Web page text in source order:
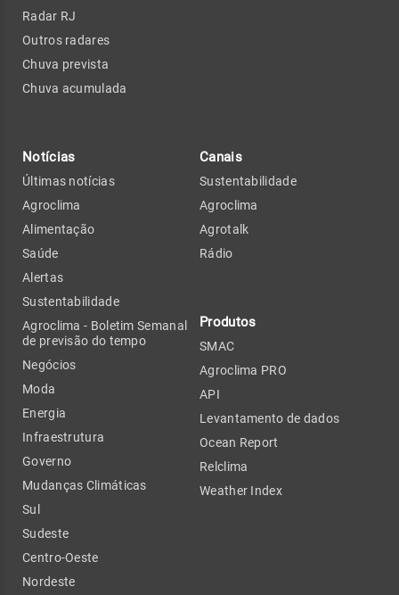
Radar RJ
Outros radares
Chuva prevista
Chuva acumulada
Notícias
Últimas notícias
Agroclima
Alimentação
Saúde
Alertas
Sustentabilidade
Agroclima - Boletim Semanal
de previsão do tempo
Negócios
Moda
Energia
Infraestrutura
Governo
Mudanças Climáticas
Sul
Sudeste
Centro-Oeste
Nordeste
Canais
Sustentabilidade
Agroclima
Agrotalk
Rádio
Produtos
SMAC
Agroclima PRO
API
Levantamento de dados
Ocean Report
Relclima
Weather Index